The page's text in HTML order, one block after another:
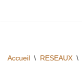
contenu
Accueil \ RESEAUX \